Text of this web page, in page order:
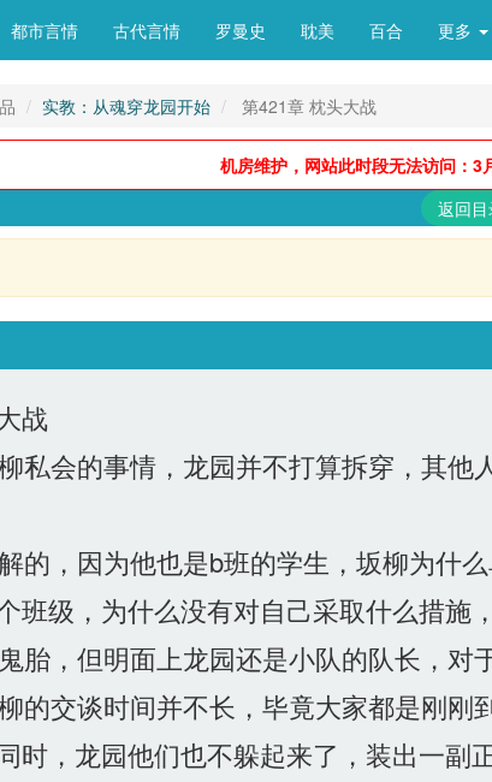
都市言情 古代言情 罗曼史 耽美 百合 更多
实教：从魂穿龙园开始 第421章 枕头大战
机房维护，网站此时段无法访问：3
返回
战
私会的事情，龙园并不打算拆穿，其他
的，因为他也是b班的学生，坂柳为什
班级，为什么没有对自己采取什么措施
胎，但明面上龙园还是小队的队长，对
的交谈时间并不长，毕竟大家都是刚刚
时，龙园他们也不躲起来了，装出一副